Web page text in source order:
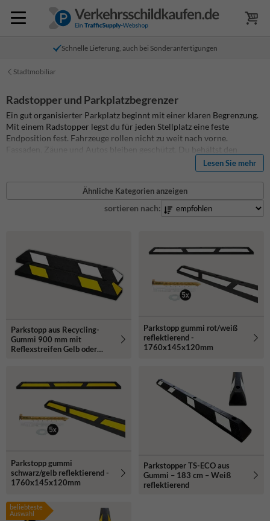
Schnelle Lieferung, auch bei Sonderanfertigungen
Stadtmobiliar
Radstopper und Parkplatzbegrenzer
Ein gut organisierter Parkplatz beginnt mit einer klaren Begrenzung.
Mit einem Radstopper legst du für jeden Stellplatz eine feste
Endposition fest. Fahrzeuge rollen nicht zu weit nach vorne.
Fassaden, Zäune und Autos bleiben geschützt. Du behältst den
Überblick und sorgst für mehr Sicherheit auf deinem Gelände. Auf
dieser Seite findest du Radstopper und Parkplatz Stopper für den
täglichen Einsatz. Alle Modelle bestehen aus starkem, recyceltem
Gummi. Sie sind mit reflektierenden Markierungen ausgestattet und
halten Regen, Öl und UV-Strahlung stand. Das Befestigungsmaterial
Parkplatzbegrenzung.
Lesen Sie mehr
Ähnliche Kategorien anzeigen
sortieren nach:
Parkstopp aus Recycling-
Gummi 900 mm mit
Reflexstreifen Gelb oder
Parkstopp gummi rot/weiß
reflektierend -
1760x145x120mm
Parkstopp gummi
schwarz/gelb reflektierend -
1760x145x120mm
Parkstopper TS-ECO aus
Gummi – 183 cm – Weiß
reflektierend
beliebteste
Auswahl